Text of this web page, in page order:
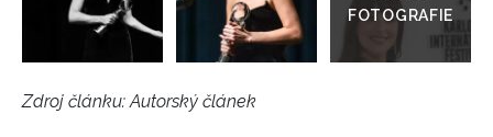
Zdroj článku:Autorský článek